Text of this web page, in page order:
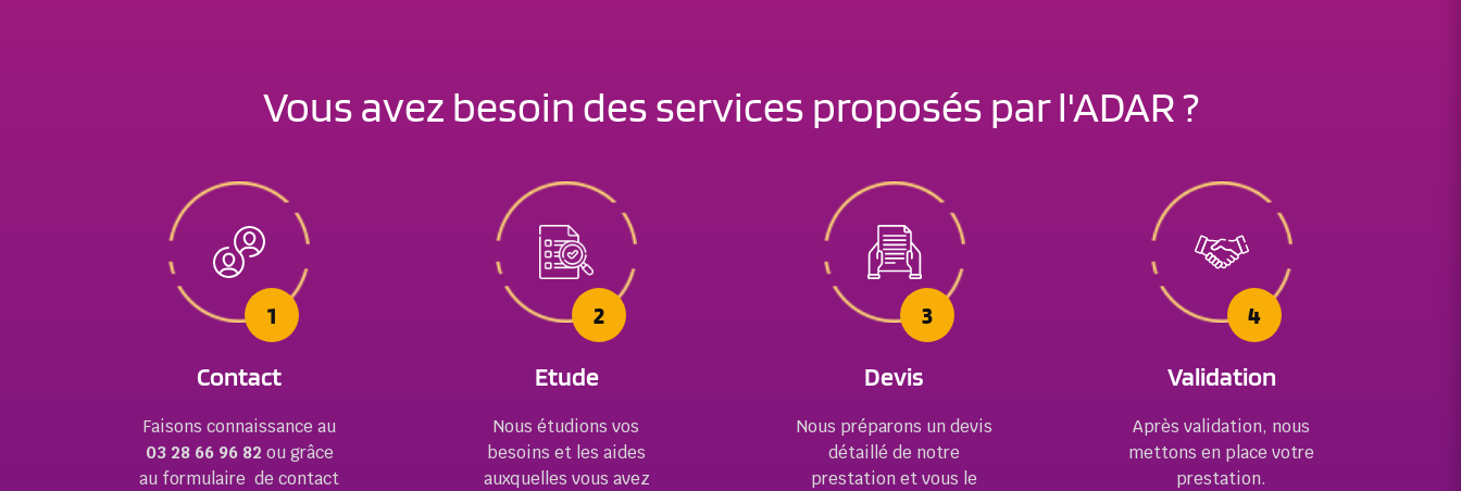
Vous avez besoin des services proposés par l'ADAR ?
1
Contact
Faisons connaissance au
03 28 66 96 82 ou grâce
au formulaire de contact
2
Etude
Nous étudions vos
besoins et les aides
auxquelles vous avez
3
Devis
Nous préparons un devis
détaillé de notre
prestation et vous le
4
Validation
Après validation, nous
mettons en place votre
prestation.